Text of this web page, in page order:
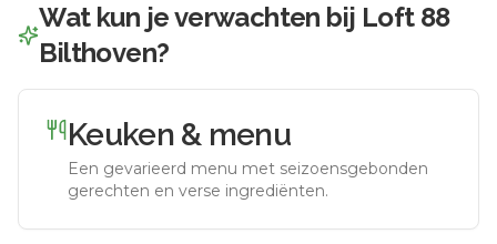
Wat kun je verwachten bij Loft 88
Bilthoven?
Keuken & menu
Een gevarieerd menu met seizoensgebonden
gerechten en verse ingrediënten.